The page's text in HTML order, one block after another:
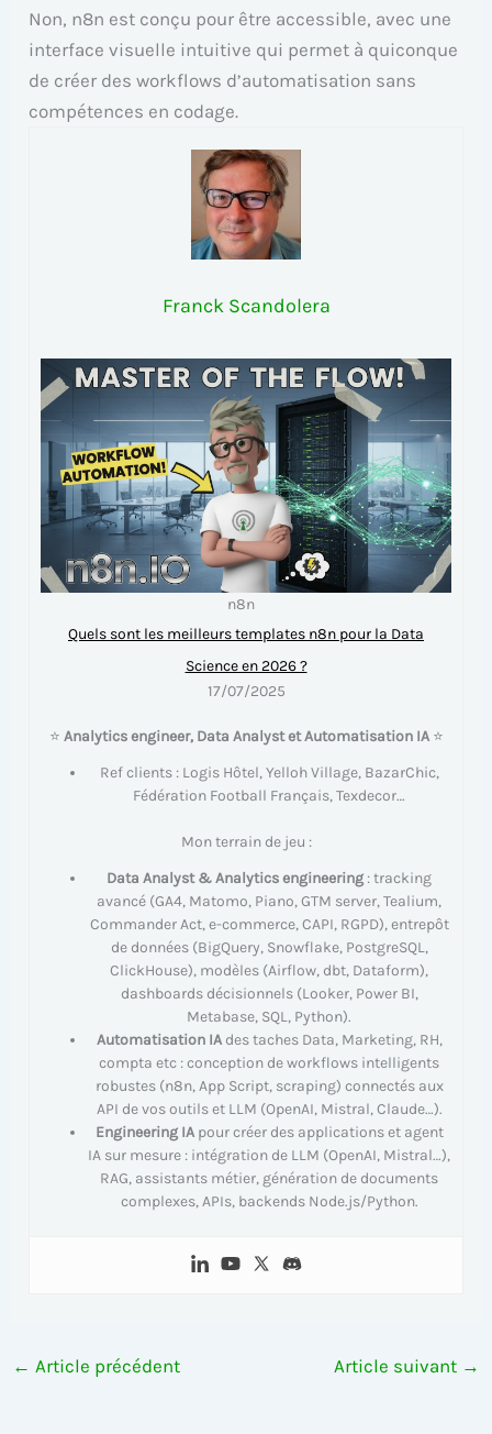
Non, n8n est conçu pour être accessible, avec une
interface visuelle intuitive qui permet à quiconque
de créer des workflows d’automatisation sans
compétences en codage.
Franck Scandolera
n8n
Quels sont les meilleurs templates n8n pour la Data
Science en 2026 ?
17/07/2025
⭐ Analytics engineer, Data Analyst et Automatisation IA⭐
Ref clients : Logis Hôtel, Yelloh Village, BazarChic,
Fédération Football Français, Texdecor…
Mon terrain de jeu :
Data Analyst & Analytics engineering: tracking
avancé (GA4, Matomo, Piano, GTM server, Tealium,
Commander Act, e-commerce, CAPI, RGPD), entrepôt
de données (BigQuery, Snowflake, PostgreSQL,
ClickHouse), modèles (Airflow, dbt, Dataform),
dashboards décisionnels (Looker, Power BI,
Metabase, SQL, Python).
Automatisation IAdes taches Data, Marketing, RH,
compta etc : conception de workflows intelligents
robustes (n8n, App Script, scraping) connectés aux
API de vos outils et LLM (OpenAI, Mistral, Claude…).
Engineering IApour créer des applications et agent
IA sur mesure : intégration de LLM (OpenAI, Mistral…),
RAG, assistants métier, génération de documents
complexes, APIs, backends Node.js/Python.
← Article précédent Article suivant →